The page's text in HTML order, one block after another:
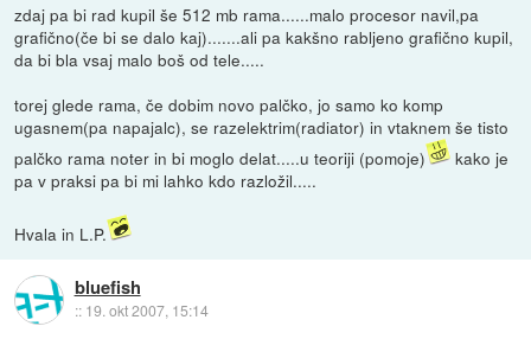
zdaj pa bi rad kupil še 512 mb rama......malo procesor navil,pa
grafično(če bi se dalo kaj).......ali pa kakšno rabljeno grafično kupil,
da bi bla vsaj malo boš od tele.....
torej glede rama, če dobim novo palčko, jo samo ko komp
ugasnem(pa napajalc), se razelektrim(radiator) in vtaknem še tisto
palčko rama noter in bi moglo delat.....u teoriji (pomoje)
kako je
pa v praksi pa bi mi lahko kdo razložil.....
Hvala in L.P.
bluefish
:: 19. okt 2007, 15:14